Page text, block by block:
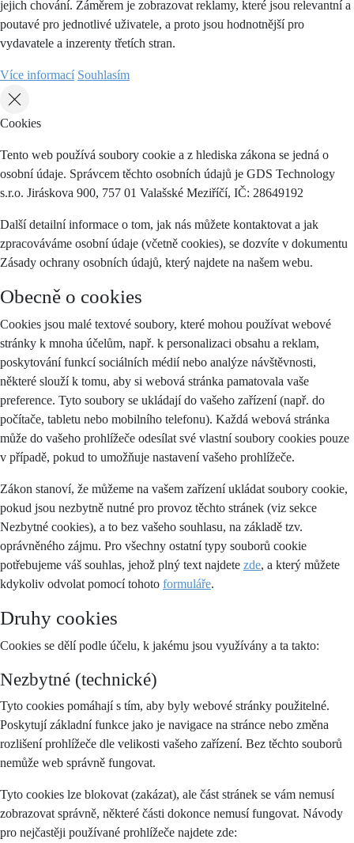
jejich chování. Záměrem je zobrazovat reklamy, které jsou relevantní a
poutavé pro jednotlivé uživatele, a proto jsou hodnotnější pro
vydavatele a inzerenty třetích stran.
Více informací Souhlasím
Cookies
Tento web používá soubory cookie a z hlediska zákona se jedná o
osobní údaje. Správcem těchto osobních údajů je GDS Technology
s.r.o. Jiráskova 900, 757 01 Valašské Meziříčí, IČ: 28649192
Další detailní informace o tom, jak nás můžete kontaktovat a jak
zpracováváme osobní údaje (včetně cookies), se dozvíte v dokumentu
Zásady ochrany osobních údajů, který najdete na našem webu.
Obecně o cookies
Cookies jsou malé textové soubory, které mohou používat webové
stránky k mnoha účelům, např. k personalizaci obsahu a reklam,
poskytování funkcí sociálních médií nebo analýze návštěvnosti,
některé slouží k tomu, aby si webová stránka pamatovala vaše
preference. Tyto soubory se ukládají do vašeho zařízení (např. do
počítače, tabletu nebo mobilního telefonu). Každá webová stránka
může do vašeho prohlížeče odesílat své vlastní soubory cookies pouze
v případě, pokud to umožňuje nastavení vašeho prohlížeče.
Zákon stanoví, že můžeme na vašem zařízení ukládat soubory cookie,
pokud jsou nezbytně nutné pro provoz těchto stránek (viz sekce
Nezbytné cookies), a to bez vašeho souhlasu, na základě tzv.
oprávněného zájmu. Pro všechny ostatní typy souborů cookie
potřebujeme váš souhlas, jehož plný text najdete zde, a který můžete
kdykoliv odvolat pomocí tohoto formuláře.
Druhy cookies
Cookies se dělí podle účelu, k jakému jsou využívány a ta takto:
Nezbytné (technické)
Tyto cookies pomáhají s tím, aby byly webové stránky použitelné.
Poskytují základní funkce jako je navigace na stránce nebo změna
rozlišení prohlížeče dle velikosti vašeho zařízení. Bez těchto souborů
nemůže web správně fungovat.
Tyto cookies lze blokovat (zakázat), ale část stránek se vám nemusí
zobrazovat správně, některé části dokonce nemusí fungovat. Návody
pro nejčastěji používané prohlížeče najdete zde: